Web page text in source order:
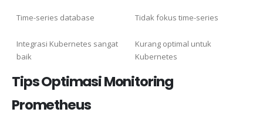
Time-series database Tidak fokus time-series
Integrasi Kubernetes sangat
baik
Kurang optimal untuk
Kubernetes
Tips Optimasi Monitoring
Prometheus